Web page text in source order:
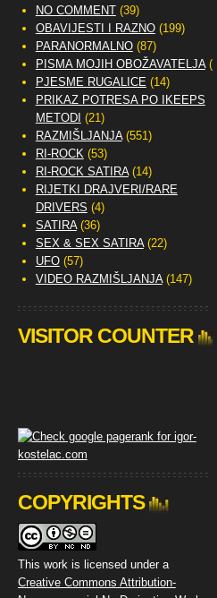
NO COMMENT(39)
OBAVIJESTI I RAZNO(199)
PARANORMALNO(87)
PISMA MOJIH OBOŽAVATELJA(2)
PJESME RUGALICE (14)
PRIKAZ POTRESA PO IKEEPS
METODI (21)
RAZMIŠLJANJA(551)
RI-ROCK(53)
RI-ROCK SATIRA(14)
RIJETKI DRAJVERI/RARE
DRIVERS (4)
SATIRA(36)
SEX & SEX SATIRA(22)
UFO(57)
VIDEO RAZMIŠLJANJA(147)
VISITOR COUNTER
COPYRIGHTS
This work is licensed under a
Creative Commons Attribution-